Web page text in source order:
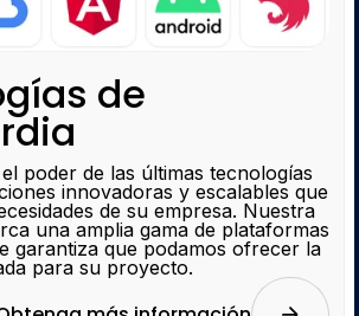
de
poder de las últimas tecnologías
innovadoras y escalables que
de su empresa. Nuestra
una amplia gama de plataformas
garantiza que podamos ofrecer la
para su proyecto.